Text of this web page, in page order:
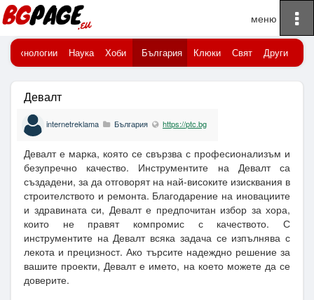
Начало
Технологии Наука Хоби България Клюки Свят Други
Девалт
internetreklama България https://ptc.bg
Девалт е марка, която се свързва с професионализъм и
безупречно качество. Инструментите на Девалт са
създадени, за да отговорят на най-високите изисквания в
строителството и ремонта. Благодарение на иновациите
и здравината си, Девалт е предпочитан избор за хора,
които не правят компромис с качеството. С
инструментите на Девалт всяка задача се изпълнява с
лекота и прецизност. Ако търсите надеждно решение за
вашите проекти, Девалт е името, на което можете да се
доверите.